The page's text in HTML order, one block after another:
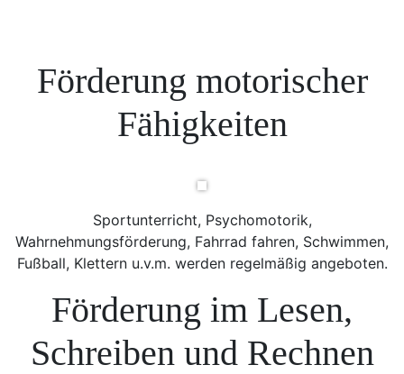
Förderung motorischer
Fähigkeiten
Sportunterricht, Psychomotorik,
Wahrnehmungsförderung, Fahrrad fahren, Schwimmen,
Fußball, Klettern u.v.m. werden regelmäßig angeboten.
Förderung im Lesen,
Schreiben und Rechnen